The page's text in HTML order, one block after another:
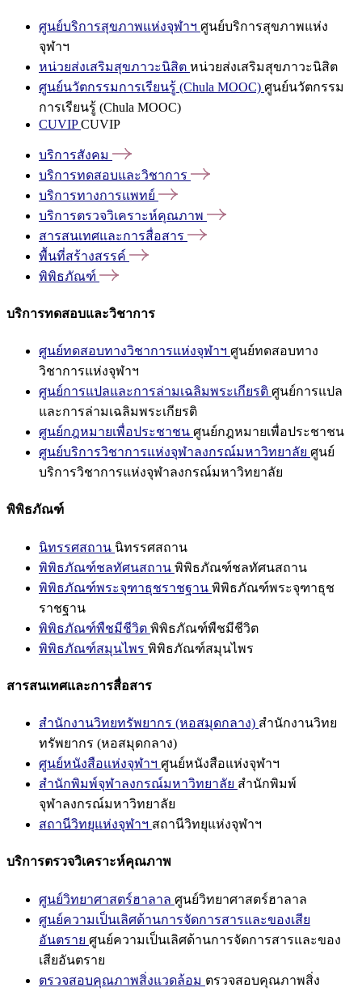
ศูนย์บริการสุขภาพแห่งจุฬาฯ ศูนย์บริการสุขภาพแห่ง
จุฬาฯ
หน่วยส่งเสริมสุขภาวะนิสิต หน่วยส่งเสริมสุขภาวะนิสิต
ศูนย์นวัตกรรมการเรียนรู้ (Chula MOOC) ศูนย์นวัตกรรม
การเรียนรู้ (Chula MOOC)
CUVIPCUVIP
บริการสังคม
บริการทดสอบและวิชาการ
บริการทางการแพทย์
บริการตรวจวิเคราะห์คุณภาพ
สารสนเทศและการสื่อสาร
พื้นที่สร้างสรรค์
พิพิธภัณฑ์
บริการทดสอบและวิชาการ
ศูนย์ทดสอบทางวิชาการแห่งจุฬาฯ ศูนย์ทดสอบทาง
วิชาการแห่งจุฬาฯ
ศูนย์การแปลและการล่ามเฉลิมพระเกียรติ ศูนย์การแปล
และการล่ามเฉลิมพระเกียรติ
ศูนย์กฎหมายเพื่อประชาชน ศูนย์กฎหมายเพื่อประชาชน
ศูนย์บริการวิชาการแห่งจุฬาลงกรณ์มหาวิทยาลัย ศูนย์
บริการวิชาการแห่งจุฬาลงกรณ์มหาวิทยาลัย
พิพิธภัณฑ์
นิทรรศสถาน นิทรรศสถาน
พิพิธภัณฑ์ชลทัศนสถาน พิพิธภัณฑ์ชลทัศนสถาน
พิพิธภัณฑ์พระจุฑาธุชราชฐาน พิพิธภัณฑ์พระจุฑาธุช
ราชฐาน
พิพิธภัณฑ์พืชมีชีวิต พิพิธภัณฑ์พืชมีชีวิต
พิพิธภัณฑ์สมุนไพร พิพิธภัณฑ์สมุนไพร
สารสนเทศและการสื่อสาร
สำนักงานวิทยทรัพยากร (หอสมุดกลาง) สำนักงานวิทย
ทรัพยากร (หอสมุดกลาง)
ศูนย์หนังสือแห่งจุฬาฯ ศูนย์หนังสือแห่งจุฬาฯ
สำนักพิมพ์จุฬาลงกรณ์มหาวิทยาลัย สำนักพิมพ์
จุฬาลงกรณ์มหาวิทยาลัย
สถานีวิทยุแห่งจุฬาฯ สถานีวิทยุแห่งจุฬาฯ
บริการตรวจวิเคราะห์คุณภาพ
ศูนย์วิทยาศาสตร์ฮาลาล ศูนย์วิทยาศาสตร์ฮาลาล
ศูนย์ความเป็นเลิศด้านการจัดการสารและของเสีย
อันตราย ศูนย์ความเป็นเลิศด้านการจัดการสารและของ
เสียอันตราย
ตรวจสอบคุณภาพสิ่งแวดล้อม ตรวจสอบคุณภาพสิ่ง